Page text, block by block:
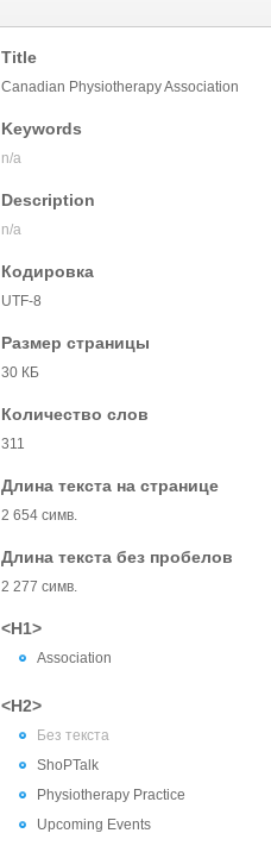
Title
Canadian Physiotherapy Association
Keywords
n/a
Description
n/a
Кодировка
UTF-8
Размер страницы
30 КБ
Количество слов
311
Длина текста на странице
2 654 симв.
Длина текста без пробелов
2 277 симв.
<H1>
Association
<H2>
Без текста
ShoPTalk
Physiotherapy Practice
Upcoming Events